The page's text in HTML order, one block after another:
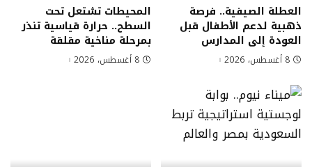
العطلة الصيفية.. فرصة
ذهبية لدعم الأطفال قبل
العودة إلى المدارس
8 أغسطس، 2026
المحيطات تشتعل تحت
السطح.. حرارة قياسية تنذر
بمرحلة مناخية مقلقة
8 أغسطس، 2026